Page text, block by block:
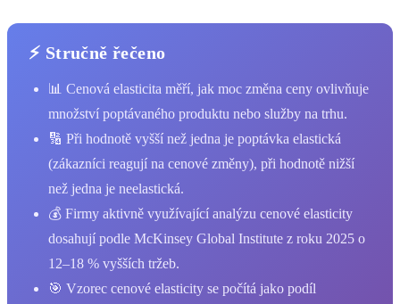
⚡ Stručně řečeno
📊 Cenová elasticita měří, jak moc změna ceny ovlivňuje
množství poptávaného produktu nebo služby na trhu.
🔢 Při hodnotě vyšší než jedna je poptávka elastická
(zákazníci reagují na cenové změny), při hodnotě nižší
než jedna je neelastická.
💰 Firmy aktivně využívající analýzu cenové elasticity
dosahují podle McKinsey Global Institute z roku 2025 o
12–18 % vyšších tržeb.
🎯 Vzorec cenové elasticity se počítá jako podíl